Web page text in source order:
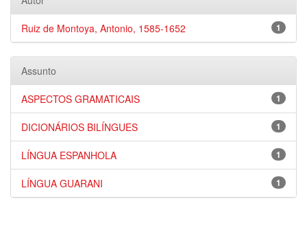
1
Ruiz de Montoya, Antonio, 1585-1652
Assunto
1
ASPECTOS GRAMATICAIS
1
DICIONÁRIOS BILÍNGUES
1
LÍNGUA ESPANHOLA
1
LÍNGUA GUARANI